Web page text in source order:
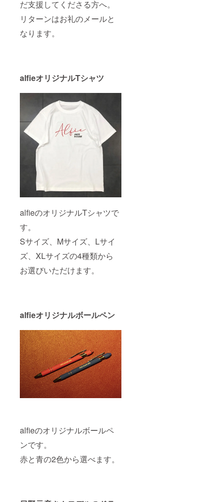
だ支援してくださる方へ。
リターンはお礼のメールと
なります。
alfieオリジナルTシャツ
alfieのオリジナルTシャツで
す。
Sサイズ、Mサイズ、Lサイ
ズ、XLサイズの4種類から
お選びいただけます。
alfieオリジナルボールペン
alfieのオリジナルボールペ
ンです。
赤と青の2色から選べます。